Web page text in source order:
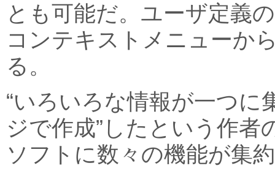
とも可能だ。ユーザ定義
コンテキストメニューか
る。
“いろいろな情報が一つに
ジで作成”したという作者
ソフトに数々の機能が集